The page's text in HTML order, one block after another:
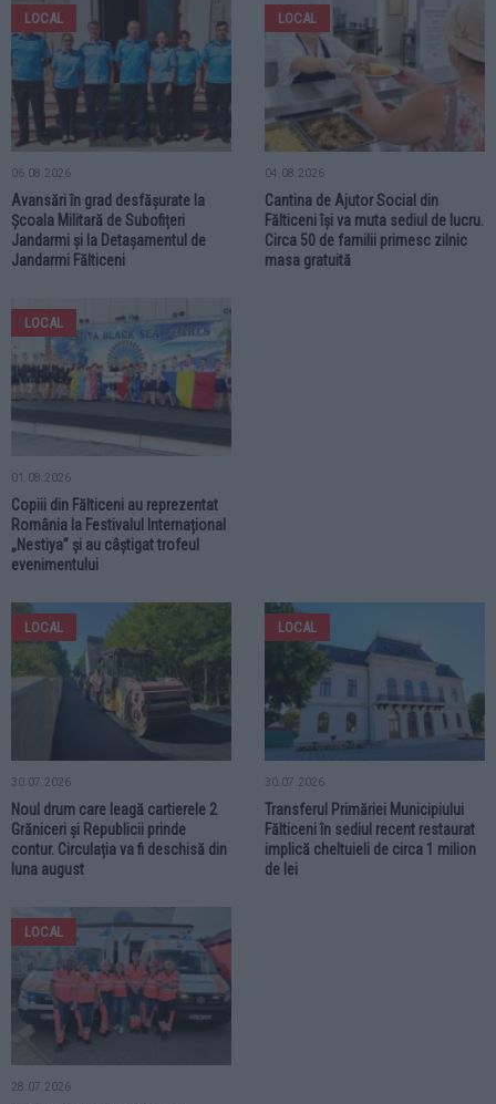
LOCAL
06.08.2026
Avansări în grad desfășurate la
Școala Militară de Subofițeri
Jandarmi și la Detașamentul de
Jandarmi Fălticeni
LOCAL
04.08.2026
Cantina de Ajutor Social din
Fălticeni își va muta sediul de lucru.
Circa 50 de familii primesc zilnic
masa gratuită
LOCAL
01.08.2026
Copiii din Fălticeni au reprezentat
România la Festivalul Internațional
„Nestiya” și au câștigat trofeul
evenimentului
LOCAL
30.07.2026
Noul drum care leagă cartierele 2
Grăniceri și Republicii prinde
contur. Circulația va fi deschisă din
luna august
LOCAL
30.07.2026
Transferul Primăriei Municipiului
Fălticeni în sediul recent restaurat
implică cheltuieli de circa 1 milion
de lei
LOCAL
28.07.2026